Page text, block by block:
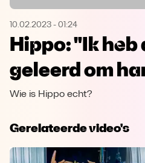
Microsoft Edge
Opera
10.02.2023 - 01:24
Hippo: "Ik
geleerd om
Wie is Hippo echt?
Gerelateerde video's